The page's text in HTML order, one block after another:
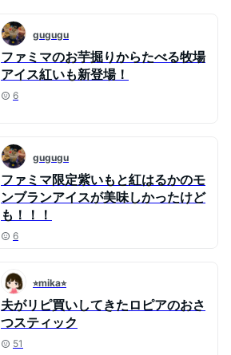
gugugu
ファミマのお芋掘りからたべる牧場
アイス紅いも新登場！
6
gugugu
ファミマ限定紫いもと紅はるかのモ
ンブランアイスが美味しかったけど
も！！！
6
⭐︎mika⭐︎
夫がリピ買いしてきたロピアのおさ
つスティック
51